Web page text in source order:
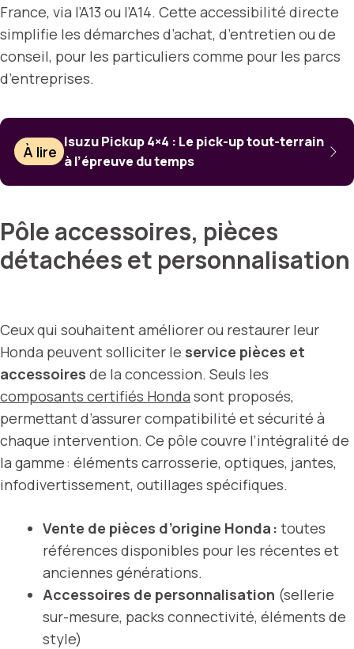
France, via l’A13 ou l’A14. Cette accessibilité directe
simplifie les démarches d’achat, d’entretien ou de
conseil, pour les particuliers comme pour les parcs
d’entreprises.
À lire
Isuzu Pickup 4×4 : Le pick-up tout-terrain
à l’épreuve du temps
Pôle accessoires, pièces
détachées et personnalisation
Ceux qui souhaitent améliorer ou restaurer leur
Honda peuvent solliciter le service pièces et
accessoires de la concession. Seuls les
composants certifiés Honda sont proposés,
permettant d’assurer compatibilité et sécurité à
chaque intervention. Ce pôle couvre l’intégralité de
la gamme : éléments carrosserie, optiques, jantes,
infodivertissement, outillages spécifiques.
Vente de pièces d’origine Honda : toutes
références disponibles pour les récentes et
anciennes générations.
Accessoires de personnalisation (sellerie
sur-mesure, packs connectivité, éléments de
style)